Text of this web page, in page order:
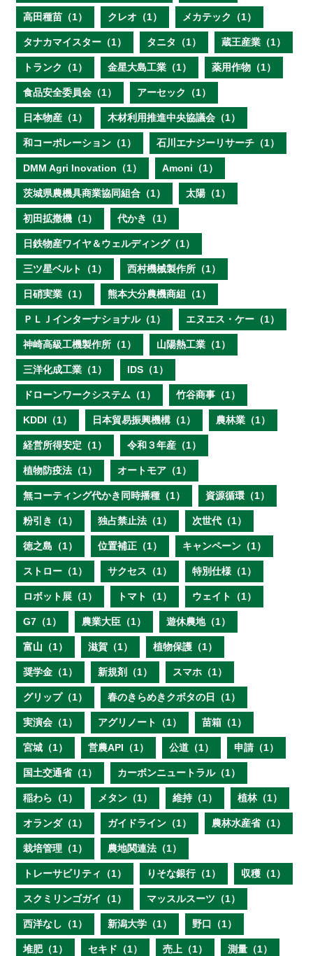
高田種苗（1） クレオ（1） メカテック（1）
タナカマイスター（1） タニタ（1） 蔵王産業（1）
トランク（1） 金星大島工業（1） 薬用作物（1）
食品安全委員会（1） アーセック（1）
日本物産（1） 木材利用推進中央協議会（1）
和コーポレーション（1） 石川エナジーリサーチ（1）
DMM Agri Inovation（1） Amoni（1）
茨城県農機具商業協同組合（1） 太陽（1）
初田拡撒機（1） 代かき（1）
日鉄物産ワイヤ＆ウェルディング（1）
三ツ星ベルト（1） 西村機械製作所（1）
日硝実業（1） 熊本大分農機商組（1）
ＰＬＪインターナショナル（1） エヌエス・ケー（1）
神崎高級工機製作所（1） 山陽熱工業（1）
三洋化成工業（1） IDS（1）
ドローンワークシステム（1） 竹谷商事（1）
KDDI（1） 日本貿易振興機構（1） 農林業（1）
経営所得安定（1） 令和３年産（1）
植物防疫法（1） オートモア（1）
無コーティング代かき同時播種（1） 資源循環（1）
粉引き（1） 独占禁止法（1） 次世代（1）
徳之島（1） 位置補正（1） キャンペーン（1）
ストロー（1） サクセス（1） 特別仕様（1）
ロボット展（1） トマト（1） ウェイト（1）
G7（1） 農業大臣（1） 遊休農地（1）
富山（1） 滋賀（1） 植物保護（1）
奨学金（1） 新規剤（1） スマホ（1）
グリップ（1） 春のきらめきクボタの日（1）
実演会（1） アグリノート（1） 苗箱（1）
宮城（1） 営農API（1） 公道（1） 申請（1）
国土交通省（1） カーボンニュートラル（1）
稲わら（1） メタン（1） 維持（1） 植林（1）
オランダ（1） ガイドライン（1） 農林水産省（1）
栽培管理（1） 農地関連法（1）
トレーサビリティ（1） りそな銀行（1） 収穫（1）
スクミリンゴガイ（1） マッスルスーツ（1）
西洋なし（1） 新潟大学（1） 野口（1）
堆肥（1） セキド（1） 売上（1） 測量（1）